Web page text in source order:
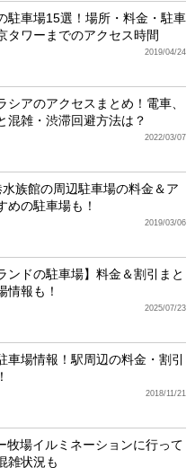
駐車場15選！場所・料金・駐車
タワーまでのアクセス時間
2019/04/24
シアのアクセスまとめ！電車、
混雑・渋滞回避方法は？
2022/03/07
水族館の周辺駐車場の料金＆ア
めの駐車場も！
2019/03/06
ンドの駐車場】料金＆割引まと
情報も！
2025/07/23
車場情報！駅周辺の料金・割引
2018/11/21
牧場イルミネーションに行って
雑状況も